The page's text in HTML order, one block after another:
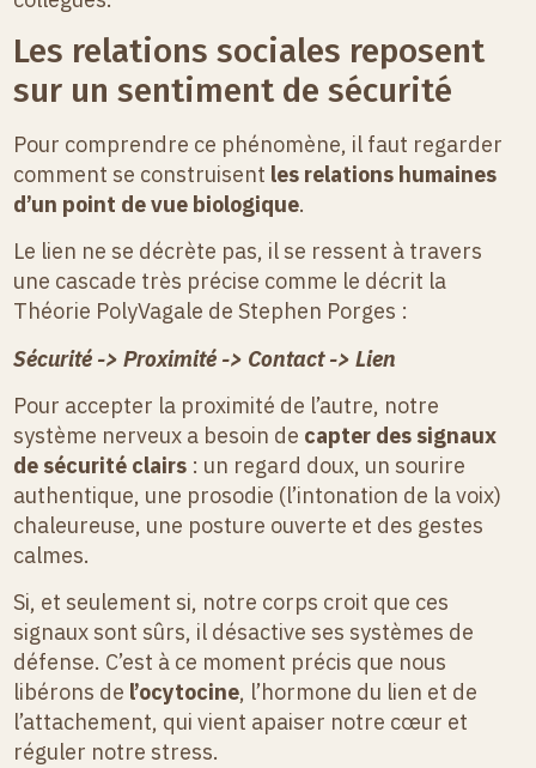
Les relations sociales reposent
sur un sentiment de sécurité
Pour comprendre ce phénomène, il faut regarder
comment se construisent les relations humaines
d’un point de vue biologique.
Le lien ne se décrète pas, il se ressent à travers
une cascade très précise comme le décrit la
Théorie PolyVagale de Stephen Porges :
Sécurité -> Proximité -> Contact -> Lien
Pour accepter la proximité de l’autre, notre
système nerveux a besoin de capter des signaux
de sécurité clairs : un regard doux, un sourire
authentique, une prosodie (l’intonation de la voix)
chaleureuse, une posture ouverte et des gestes
calmes.
Si, et seulement si, notre corps croit que ces
signaux sont sûrs, il désactive ses systèmes de
défense. C’est à ce moment précis que nous
libérons de l’ocytocine, l’hormone du lien et de
l’attachement, qui vient apaiser notre cœur et
réguler notre stress.